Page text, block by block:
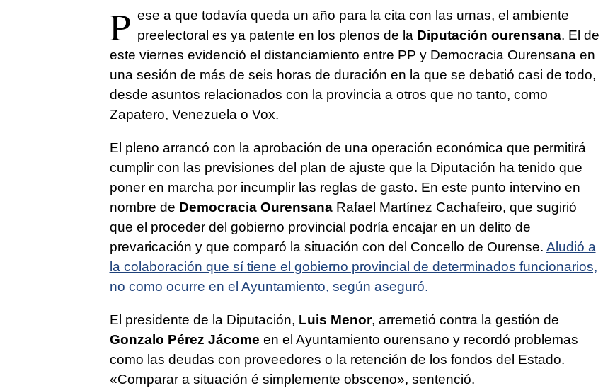
P ese a que todavía queda un año para la cita con las urnas, el ambiente
preelectoral es ya patente en los plenos de laDiputación ourensana. El de
este viernes evidenció el distanciamiento entre PP y Democracia Ourensana en
una sesión de más de seis horas de duración en la que se debatió casi de todo,
desde asuntos relacionados con la provincia a otros que no tanto, como
Zapatero, Venezuela o Vox.
El pleno arrancó con la aprobación de una operación económica que permitirá
cumplir con las previsiones del plan de ajuste que la Diputación ha tenido que
poner en marcha por incumplir las reglas de gasto. En este punto intervino en
nombre de Democracia OurensanaRafael Martínez Cachafeiro, que sugirió
que el proceder del gobierno provincial podría encajar en un delito de
prevaricación y que comparó la situación con del Concello de Ourense. Aludió a
la colaboración que sí tiene el gobierno provincial de determinados funcionarios,
no como ocurre en el Ayuntamiento, según aseguró.
El presidente de la Diputación, Luis Menor, arremetió contra la gestión de
Gonzalo Pérez Jácome en el Ayuntamiento ourensano y recordó problemas
como las deudas con proveedores o la retención de los fondos del Estado.
«Comparar a situación é simplemente obsceno», sentenció.